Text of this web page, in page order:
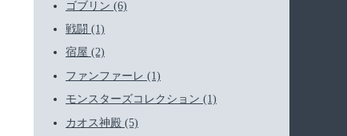
ゴブリン (6)
戦闘 (1)
宿屋 (2)
ファンファーレ (1)
モンスターズコレクション (1)
カオス神殿 (5)